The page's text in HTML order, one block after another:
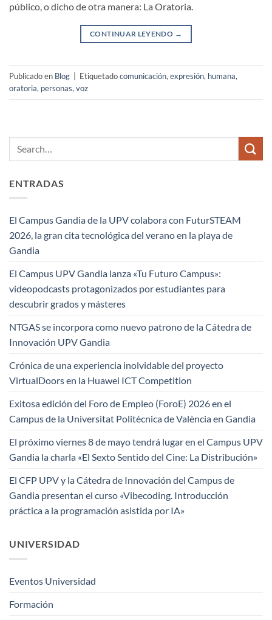
público, o dicho de otra manera: La Oratoria.
CONTINUAR LEYENDO →
Publicado en Blog Etiquetadocomunicación, expresión, humana,
oratoria, personas, voz
ENTRADAS
El Campus Gandia de la UPV colabora con FuturSTEAM
2026, la gran cita tecnológica del verano en la playa de
Gandia
El Campus UPV Gandia lanza «Tu Futuro Campus»:
videopodcasts protagonizados por estudiantes para
descubrir grados y másteres
NTGAS se incorpora como nuevo patrono de la Cátedra de
Innovación UPV Gandia
Crónica de una experiencia inolvidable del proyecto
VirtualDoors en la Huawei ICT Competition
Exitosa edición del Foro de Empleo (ForoE) 2026 en el
Campus de la Universitat Politècnica de València en Gandia
El próximo viernes 8 de mayo tendrá lugar en el Campus UPV
Gandia la charla «El Sexto Sentido del Cine: La Distribución»
El CFP UPV y la Cátedra de Innovación del Campus de
Gandia presentan el curso «Vibecoding. Introducción
práctica a la programación asistida por IA»
UNIVERSIDAD
Eventos Universidad
Formación